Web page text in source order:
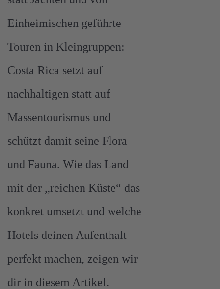
Einheimischen geführte
Touren in Kleingruppen:
Costa Rica setzt auf
nachhaltigen statt auf
Massentourismus und
schützt damit seine Flora
und Fauna. Wie das Land
mit der „reichen Küste“ das
konkret umsetzt und welche
Hotels deinen Aufenthalt
perfekt machen, zeigen wir
dir in diesem Artikel.